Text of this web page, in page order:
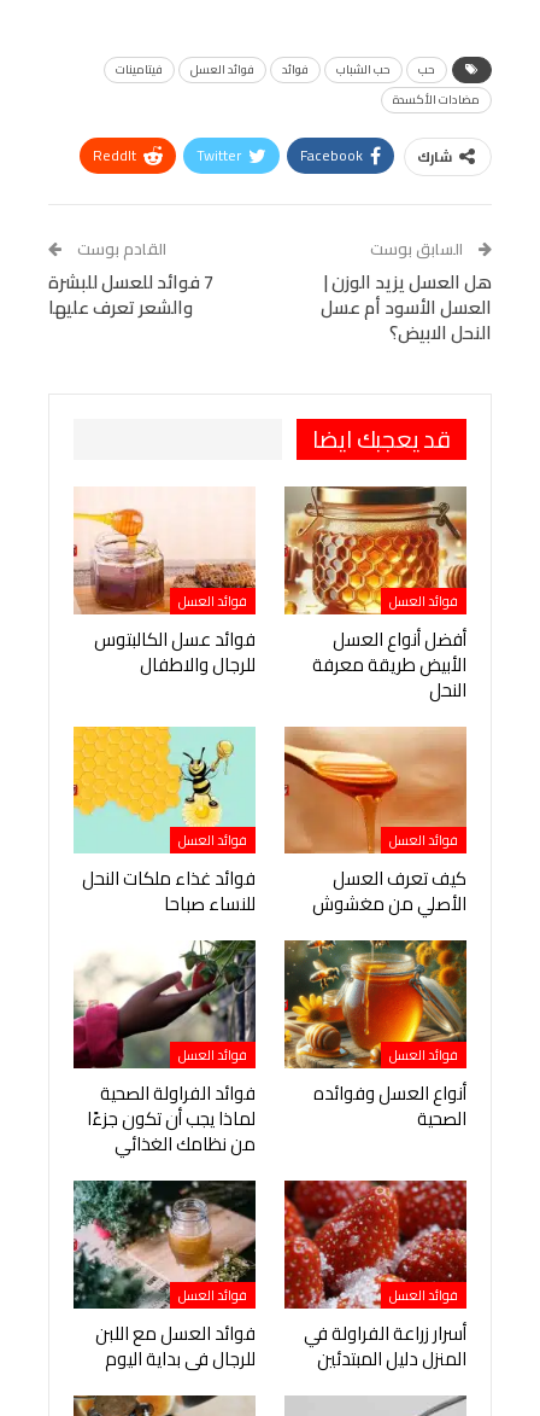
حب حب الشباب فوائد فوائد العسل
فيتامينات
مضادات الأكسدة
شارك Facebook
Twitter
ReddIt
Tumblr
البريد الإلكتروني
StumbleUpon
VK
Digg
LINE
Viber
السابق بوست
هل العسل يزيد الوزن |
العسل الأسود أم عسل
النحل الابيض؟
القادم بوست
7 فوائد للعسل للبشرة
والشعر تعرف عليها
قد يعجبك ايضا
فوائد العسل
أفضل أنواع العسل
الأبيض طريقة معرفة
النحل
فوائد العسل
فوائد عسل الكالبتوس
للرجال والاطفال
فوائد العسل
كيف تعرف العسل
الأصلي من مغشوش
فوائد العسل
فوائد غذاء ملكات النحل
للنساء صباحا
فوائد العسل
أنواع العسل وفوائده
الصحية
فوائد العسل
فوائد الفراولة الصحية
لماذا يجب أن تكون جزءًا
من نظامك الغذائي
فوائد العسل
أسرار زراعة الفراولة في
المنزل دليل المبتدئين
فوائد العسل
فوائد العسل مع اللبن
للرجال فى بداية اليوم